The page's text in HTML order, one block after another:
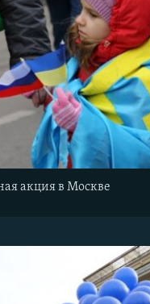
акция в Москве